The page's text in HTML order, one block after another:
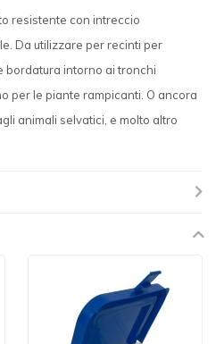
resistente con intreccio
Da utilizzare per recinti per
bordatura intorno ai tronchi
per le piante rampicanti. O ancora
animali selvatici, e molto altro